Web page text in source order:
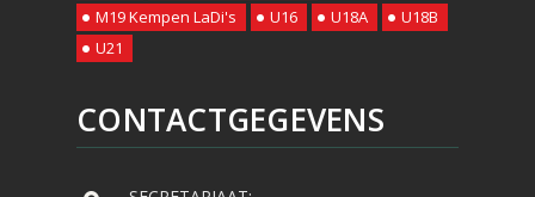
M19 Kempen LaDi's
U16 U18A
U18B
U21
CONTACTGEGEVENS